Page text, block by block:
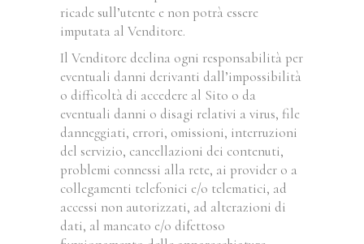
ricade sull’utente e non potrà essere
imputata al Venditore.
Il Venditore declina ogni responsabilità per
eventuali danni derivanti dall’impossibilità
o difficoltà di accedere al Sito o da
eventuali danni o disagi relativi a virus, file
danneggiati, errori, omissioni, interruzioni
del servizio, cancellazioni dei contenuti,
problemi connessi alla rete, ai provider o a
collegamenti telefonici e/o telematici, ad
accessi non autorizzati, ad alterazioni di
dati, al mancato e/o difettoso